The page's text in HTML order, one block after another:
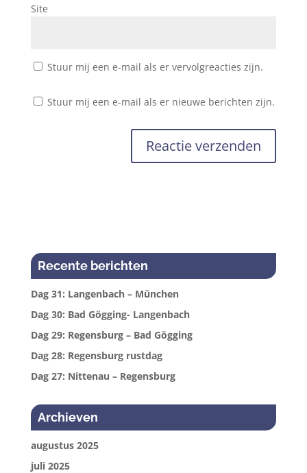
Site
Stuur mij een e-mail als er vervolgreacties zijn.
Stuur mij een e-mail als er nieuwe berichten zijn.
Recente berichten
Dag 31: Langenbach – München
Dag 30: Bad Gögging- Langenbach
Dag 29: Regensburg – Bad Gögging
Dag 28: Regensburg rustdag
Dag 27: Nittenau – Regensburg
Archieven
augustus 2025
juli 2025